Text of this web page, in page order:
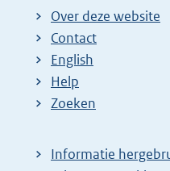
Over deze website
Contact
English
Help
Zoeken
Informatie